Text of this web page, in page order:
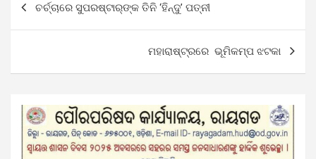
navigation
ଚର୍ଚ୍ଚାରେ ସୁପରଷ୍ଟାର୍‌ଙ୍କ ତିନି ‘ହିନ୍ଦୁ’ ପତ୍ନୀ
ମହାରାଷ୍ଟ୍ରରେ ଭୂମିକମ୍ପ ଝଟକା